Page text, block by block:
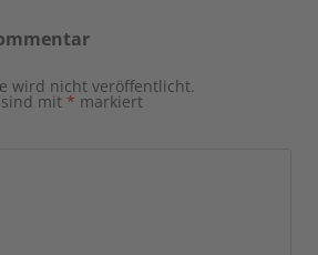
wird nicht veröffentlicht.
mit * markiert